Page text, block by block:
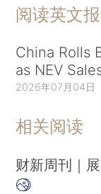
阅读英文
China Rolls
as NEV
2026年07月04日
相关阅读
财新周刊｜